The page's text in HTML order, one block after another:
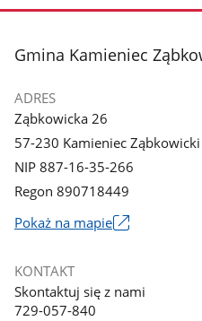
stopka
Gmina Kamieniec
ADRES
Ząbkowicka 26
57-230 Kamieniec Ząbkowicki
NIP 887-16-35-266
Regon 890718449
Pokaż na mapieLink
nowym
KONTAKT
Skontaktuj się z nami
729-057-840